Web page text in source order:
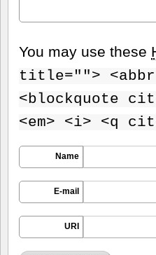
You may use these
title="">
<blockquote
<em> <i> <q
Name
E-mail
URI